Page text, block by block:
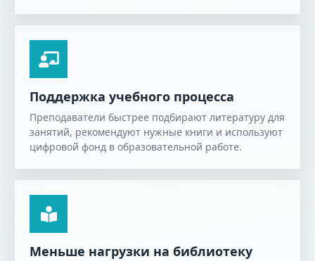
Поддержка учебного процесса
Преподаватели быстрее подбирают литературу для
занятий, рекомендуют нужные книги и используют
цифровой фонд в образовательной работе.
Меньше нагрузки на библиотеку